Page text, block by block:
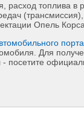
расход топлива в
Опель
Для
посетите